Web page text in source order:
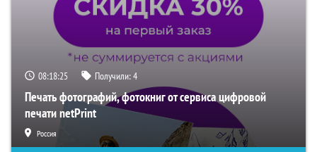
08:18:24 Получили:4
Печать фотографий, фотокниг от сервиса цифровой
печати netPrint
Россия